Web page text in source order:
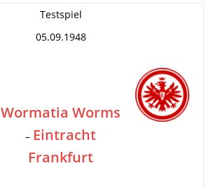
Testspiel
05.09.1948
Wormatia Worms
– Eintracht
Frankfurt